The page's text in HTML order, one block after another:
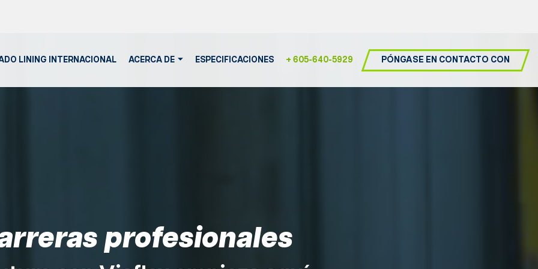
LINING INTERNACIONAL ACERCA DE ESPECIFICACIONES + 605-640-5929 PÓNGASE EN CONTACTO CON
profesionales